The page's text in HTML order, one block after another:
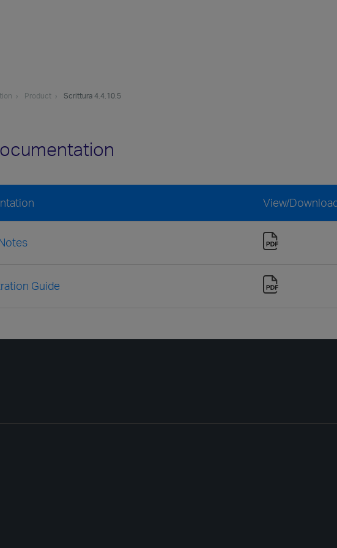
Product Scrittura 4.4.10.5
View/
Guide